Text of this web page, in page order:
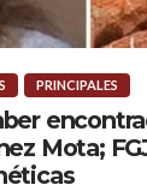
PRINCIPALES
Mota;